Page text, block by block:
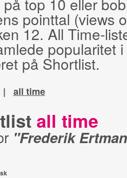
pointtal (views
12. All Time-
popularitet
på Shortlist.
| all time
all time
"Frederik